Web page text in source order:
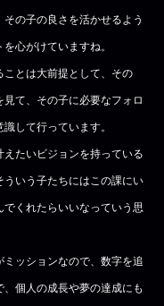
の子の良さを活かせるよう
心がけていますね。
ことは大前提として、その
て、その子に必要なフォロ
して行っています。
たいビジョンを持っている
いう子たちにはこの課にい
でくれたらいいなっていう思
ッションなので、数字を追
個人の成長や夢の達成にも